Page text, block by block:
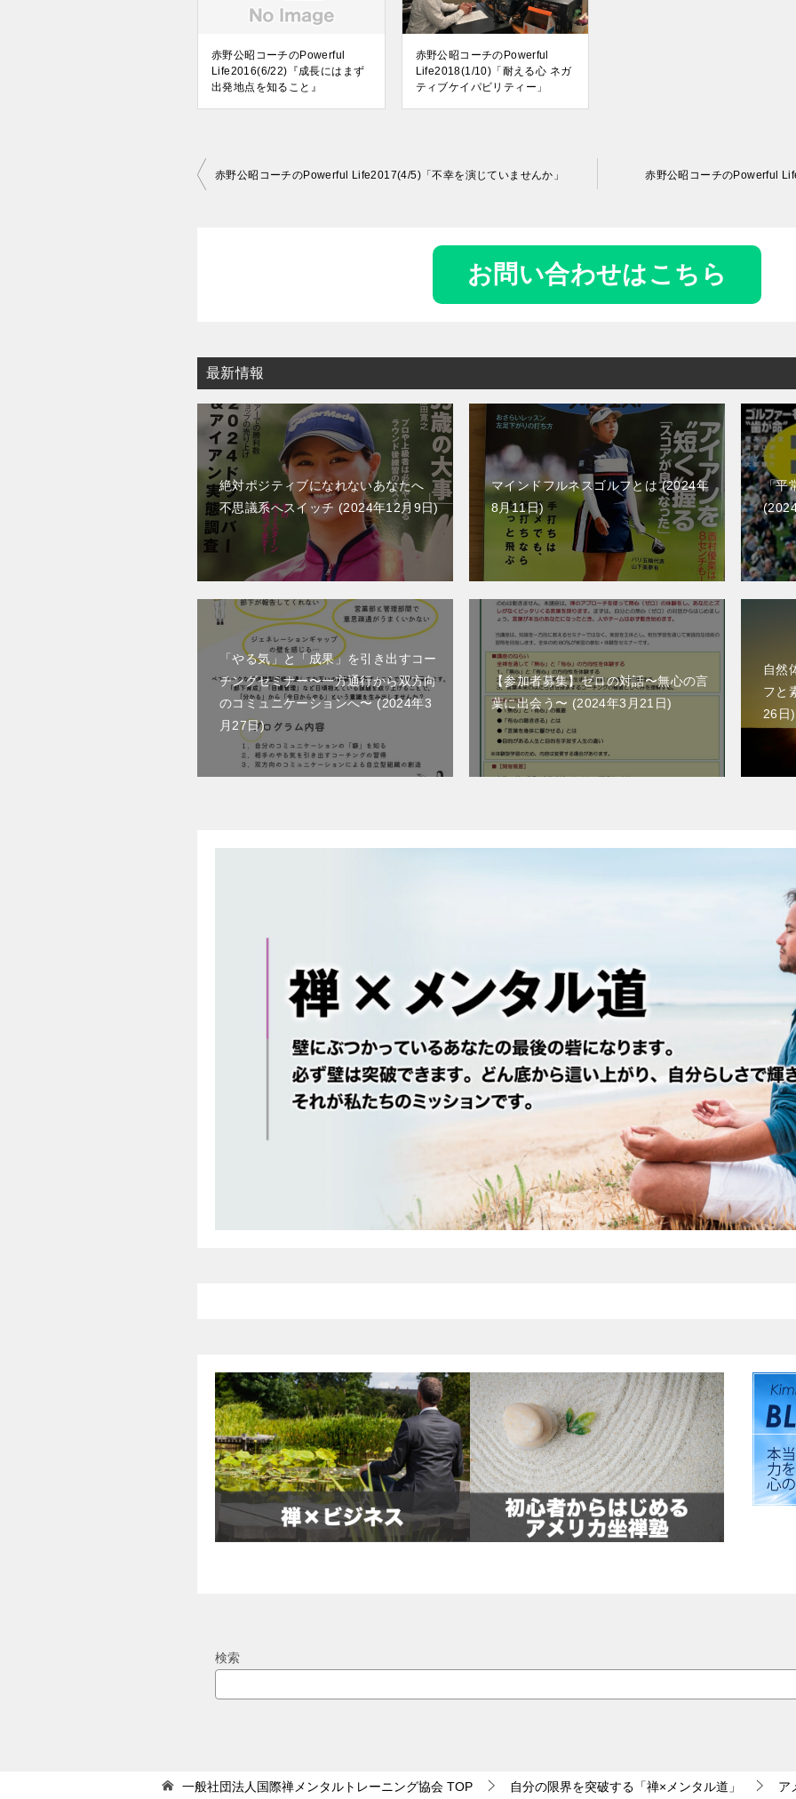
赤野公昭コーチのPowerful
Life2016(6/22)『成長にはまず
出発地点を知ること』
赤野公昭コーチのPowerful
Life2018(1/10)「耐える心 ネガ
ティブケイパビリティー」
投
ョ
ン
赤野公昭コーチのPowerful Life2017(4/5)「不幸を演じていませんか」 赤野公昭コーチのPowerful
お問い合わせはこちら
最新情報
絶対ポジティブになれないあなたへ
不思議系へスイッチ
2024年12月9日
マインドフルネスゴルフとは
2024年
8月11日
「平
「やる気」と「成果」を引き出すコー
チングセミナー〜一方通行から双方向
のコミュニケーションへ〜
2024年3
月27日
【参加者募集】ゼロの対話〜無心の言
葉に出会う〜
2024年3月21日
自然
フと
26日
検索
一般社団法人国際禅メンタルトレーニング協会 TOP 自分の限界を突破する「禅×メンタル道」 ア